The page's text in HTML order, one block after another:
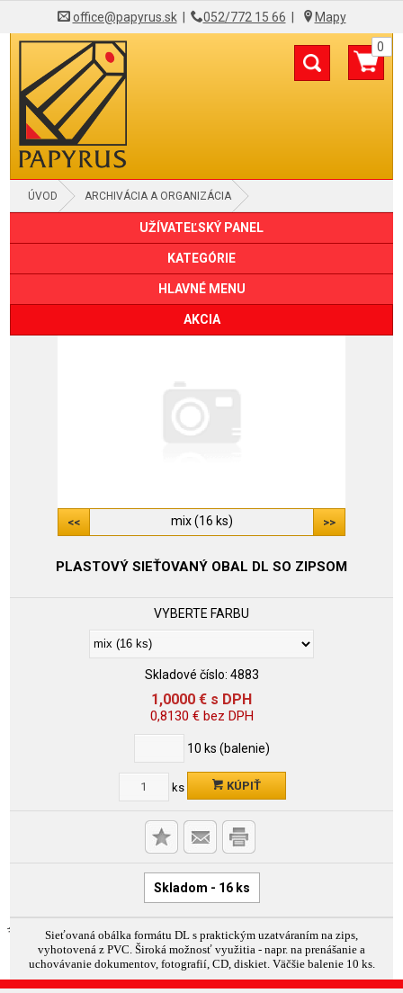
office@papyrus.sk| 052/772 15 66 Mapy
0
ÚVOD ARCHIVÁCIA A ORGANIZÁCIA
OBALY "L", "U" A SO ZIPSOMUŽÍVATEĽSKÝ PANEL
KATEGÓRIE
HLAVNÉ MENU
AKCIA
mix (16 ks)
PLASTOVÝ SIEŤOVANÝ OBAL DL SO ZIPSOM
VYBERTE FARBU
Skladové číslo: 4883
1,0000 € s DPH
0,8130 €bez DPH
10 ks (balenie)
ks KÚPIŤ
Skladom - 16 ks
Sieťovaná obálka formátu DL s praktickým uzatváraním na zips,
vyhotovená z PVC. Široká možnosť využitia - napr. na prenášanie a
uchovávanie dokumentov, fotografií, CD, diskiet. Väčšie balenie 10 ks.